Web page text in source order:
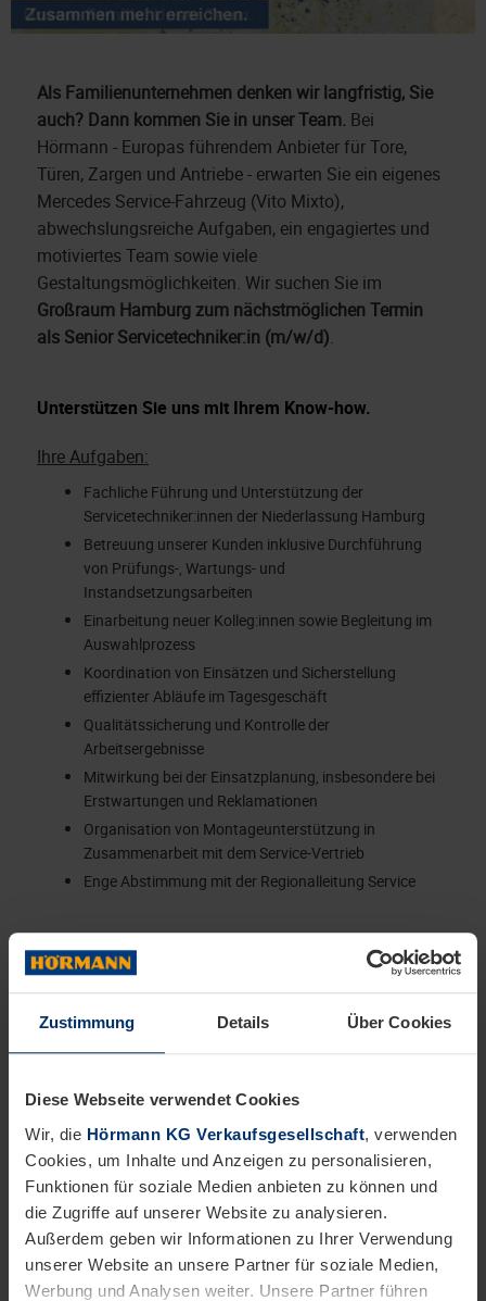
Zustimmung Details Über Cookies
Diese Webseite verwendet Cookies
Wir, die Hörmann KG Verkaufsgesellschaft, verwenden
Cookies, um Inhalte und Anzeigen zu personalisieren,
Funktionen für soziale Medien anbieten zu können und
die Zugriffe auf unserer Website zu analysieren.
Außerdem geben wir Informationen zu Ihrer Verwendung
unserer Website an unsere Partner für soziale Medien,
Werbung und Analysen weiter. Unsere Partner führen
Als Familienunternehmen denken wir langfristig, Sie
auch? Dann kommen Sie in unser Team. Bei
Hörmann - Europas führendem Anbieter für Tore,
Türen, Zargen und Antriebe - erwarten Sie ein eigenes
Mercedes Service-Fahrzeug (Vito Mixto),
abwechslungsreiche Aufgaben, ein engagiertes und
motiviertes Team sowie viele
Gestaltungsmöglichkeiten. Wir suchen Sie im
Großraum Hamburg zum nächstmöglichen Termin
als Senior Servicetechniker:in (m/w/d).
Unterstützen Sie uns mit Ihrem Know-how.
Ihre Aufgaben:
Fachliche Führung und Unterstützung der
Servicetechniker:innen der Niederlassung Hamburg
Betreuung unserer Kunden inklusive Durchführung
von Prüfungs-, Wartungs- und
Instandsetzungsarbeiten
Einarbeitung neuer Kolleg:innen sowie Begleitung im
Auswahlprozess
Koordination von Einsätzen und Sicherstellung
effizienter Abläufe im Tagesgeschäft
Qualitätssicherung und Kontrolle der
Arbeitsergebnisse
Mitwirkung bei der Einsatzplanung, insbesondere bei
Erstwartungen und Reklamationen
Organisation von Montageunterstützung in
Zusammenarbeit mit dem Service-Vertrieb
Enge Abstimmung mit der Regionalleitung Service
Tragen Sie zu unserem gemeinsamen Erfolg bei.
Das bringen Sie mit:
Mehrjährige Erfahrung im Außendienst als
Servicetechniker:in
niederlassungsübergreifenden Einsätzen
Sicherer Umgang mit MS Office
Dies wäre wünschenswert:
Erste Erfahrung in der Anleitung oder Koordination
von Teams